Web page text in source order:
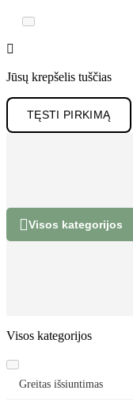

Jūsų krepšelis tuščias
TĘSTI PIRKIMĄ
Visos kategorijos
Visos kategorijos
Greitas išsiuntimas